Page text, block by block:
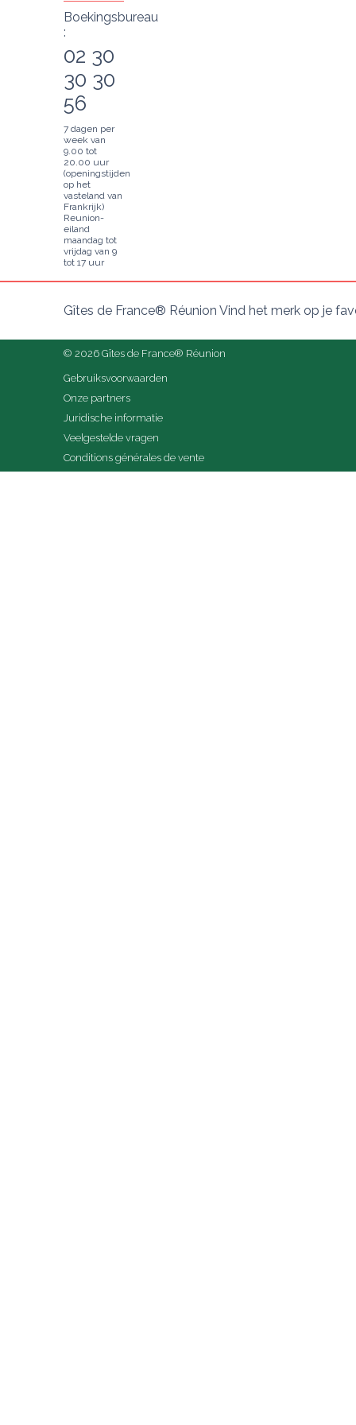
Boekingsbureau
:
02 30
30 30
56
7 dagen per
week van
9.00 tot
20.00 uur
(openingstijden
op het
vasteland van
Frankrijk)
Reunion-
eiland
maandag tot
vrijdag van 9
tot 17 uur
Gîtes de France® Réunion Vind het merk op je
© 2026 Gîtes de France® Réunion
Gebruiksvoorwaarden
Onze partners
Juridische informatie
Veelgestelde vragen
Conditions générales de vente